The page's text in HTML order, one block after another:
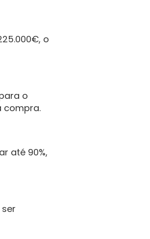
o
o
compra.
até 90%,